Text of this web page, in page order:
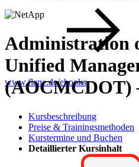
www.flane.de/ebooks.
Administration
Unified
(AOCMCDOT)
Kursbeschreibung
Preise & Trainingsmethoden
Kurstermine und Buchen
Detaillierter Kursinhalt